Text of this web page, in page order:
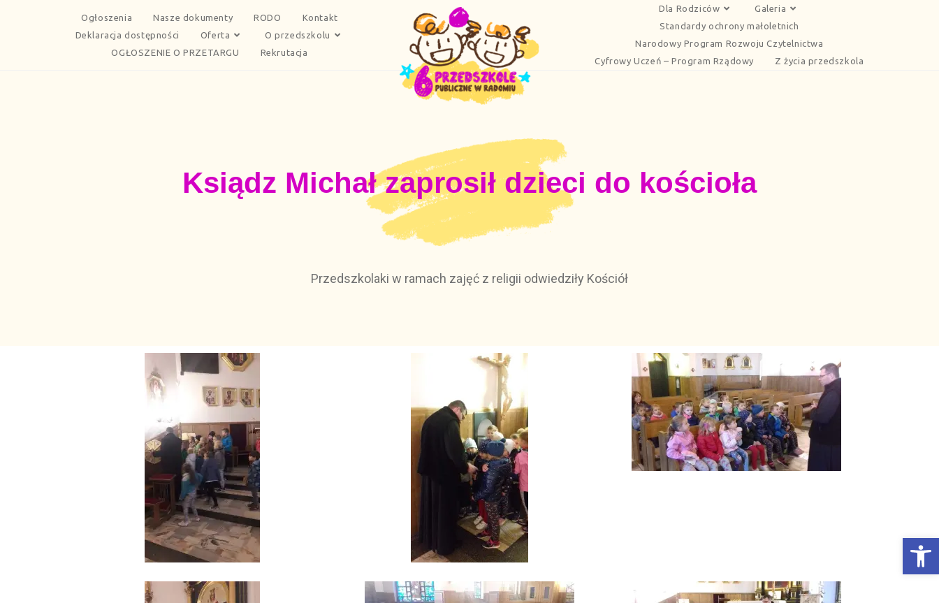
Otwórz Pasek narzędzi
Ogłoszenia Nasze dokumenty RODO
Kontakt
Deklaracja dostępności
Oferta
O przedszkolu
OGŁOSZENIE O PRZETARGU
Rekrutacja
Dla Rodziców
Galeria
Standardy ochrony małoletnich
Narodowy Program Rozwoju Czytelnictwa
Cyfrowy Uczeń – Program Rządowy
Z życia przedszkola
Ksiądz Michał zaprosił dzieci do kościoła
Przedszkolaki w ramach zajęć z religii odwiedziły Kościół